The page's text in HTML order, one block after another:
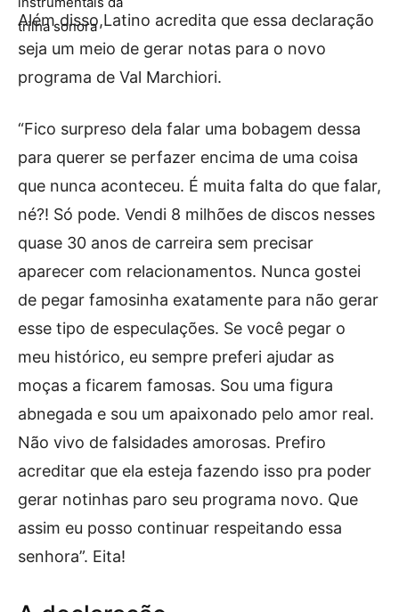
Além disso,Latino acredita que essa declaração
seja um meio de gerar notas para o novo
programa de Val Marchiori.
“Fico surpreso dela falar uma bobagem dessa
para querer se perfazer encima de uma coisa
que nunca aconteceu. É muita falta do que falar,
né?! Só pode. Vendi 8 milhões de discos nesses
quase 30 anos de carreira sem precisar
aparecer com relacionamentos. Nunca gostei
de pegar famosinha exatamente para não gerar
esse tipo de especulações. Se você pegar o
meu histórico, eu sempre preferi ajudar as
moças a ficarem famosas. Sou uma figura
abnegada e sou um apaixonado pelo amor real.
Não vivo de falsidades amorosas. Prefiro
acreditar que ela esteja fazendo isso pra poder
gerar notinhas paro seu programa novo. Que
assim eu posso continuar respeitando essa
senhora”. Eita!